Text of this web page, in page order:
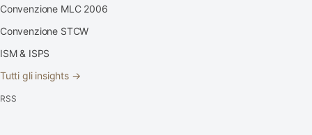
Convenzione MLC 2006
Convenzione STCW
ISM & ISPS
Tutti gli insights →
RSS